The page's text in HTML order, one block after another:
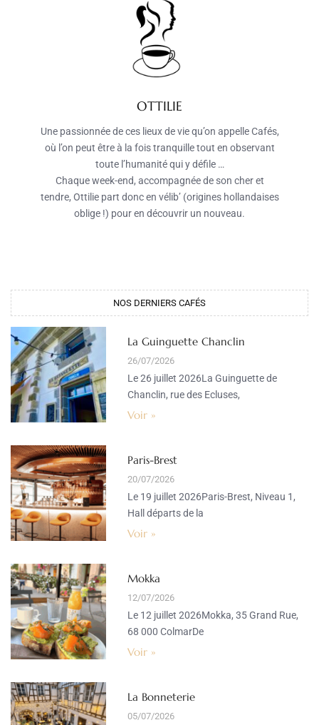
OTTILIE
Une passionnée de ces lieux de vie qu’on appelle Cafés,
où l’on peut être à la fois tranquille tout en observant
toute l’humanité qui y défile …
Chaque week-end, accompagnée de son cher et
tendre, Ottilie part donc en vélib’ (origines hollandaises
oblige !) pour en découvrir un nouveau.
NOS DERNIERS CAFÉS
La Guinguette Chanclin
26/07/2026
Le 26 juillet 2026La Guinguette de
Chanclin, rue des Ecluses,
Voir »
Paris-Brest
20/07/2026
Le 19 juillet 2026Paris-Brest, Niveau 1,
Hall départs de la
Voir »
Mokka
12/07/2026
Le 12 juillet 2026Mokka, 35 Grand Rue,
68 000 ColmarDe
Voir »
La Bonneterie
05/07/2026